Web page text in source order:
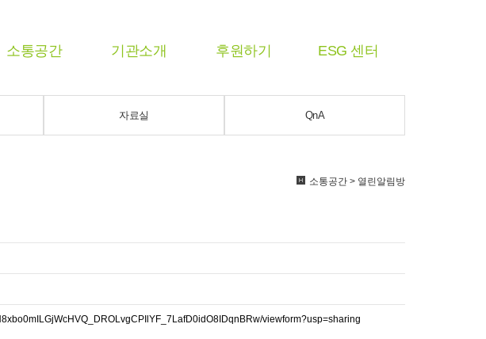
소통공간 기관소개 후원하기 ESG 센터
자료실 QnA
소통공간 > 열린알림방
viewform?usp=sharing